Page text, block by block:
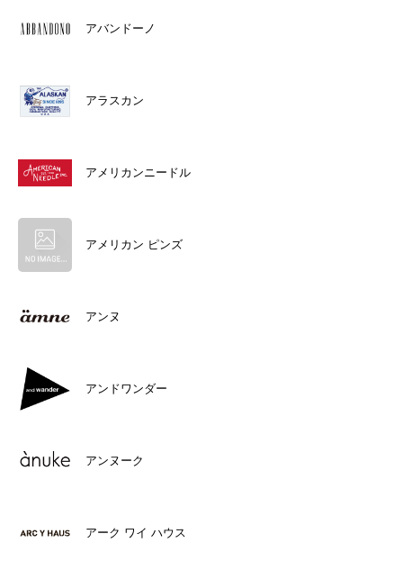
アバンドーノ
アラスカン
アメリカンニードル
アメリカン ピンズ
アンヌ
アンドワンダー
アンヌーク
アーク ワイ ハウス